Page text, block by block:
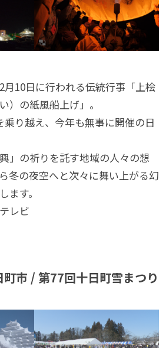
10日に行われる伝統行事「上桧
）の紙風船上げ」。
乗り越え、今年も無事に開催の日
」の祈りを託す地域の人々の想
冬の夜空へと次々に舞い上がる幻
ます。
レビ
市 / 第77回十日町雪まつり